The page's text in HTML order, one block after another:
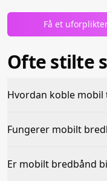
Få et
Ofte stilte
Hvordan koble mobil
Fungerer mobilt
Er mobilt bredbånd